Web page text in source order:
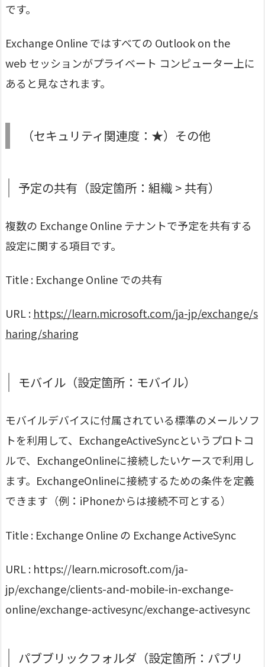
です。
Exchange Online ではすべての Outlook on the
web セッションがプライベート コンピューター上に
あると見なされます。
（セキュリティ関連度：★）その他
予定の共有（設定箇所：組織 > 共有）
複数の Exchange Online テナントで予定を共有する
設定に関する項目です。
Title : Exchange Online での共有
URL : https://learn.microsoft.com/ja-jp/exchange/s
haring/sharing
モバイル（設定箇所：モバイル）
モバイルデバイスに付属されている標準のメールソフ
トを利用して、ExchangeActiveSyncというプロトコ
ルで、ExchangeOnlineに接続したいケースで利用し
ます。ExchangeOnlineに接続するための条件を定義
できます（例：iPhoneからは接続不可とする）
Title : Exchange Online の Exchange ActiveSync
URL : https://learn.microsoft.com/ja-
jp/exchange/clients-and-mobile-in-exchange-
online/exchange-activesync/exchange-activesync
パブブリックフォルダ（設定箇所：パブリ